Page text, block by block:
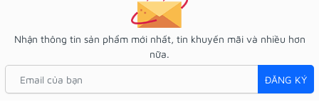
Nhận thông tin sản phẩm mới nhất, tin khuyến mãi và nhiều hơn
nữa.
ĐĂNG KÝ